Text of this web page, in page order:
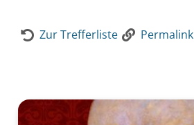
Zur Trefferliste